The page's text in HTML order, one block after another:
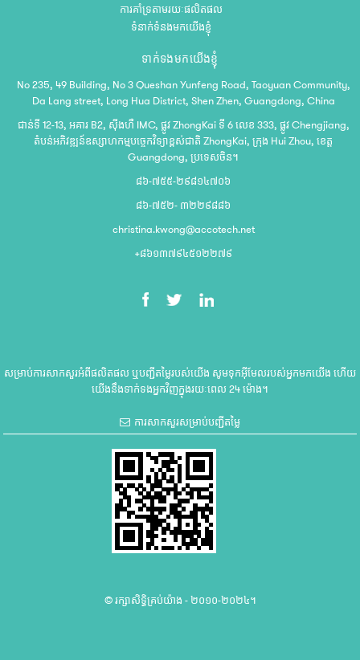
ការគាំទ្រតាមរយៈផលិតផល
ទំនាក់ទំនងមកយើងខ្ញុំ
ទាក់ទងមកយើងខ្ញុំ
No 235, 49 Building, No 3 Queshan Yunfeng Road, Taoyuan Community,
Da Lang street, Long Hua District, Shen Zhen, Guangdong, China
ជាន់ទី 12-13, អគារ B2, ស៊ីងហឺ IMC, ផ្លូវ ZhongKai ទី 6 លេខ 333, ផ្លូវ Chengjiang,
តំបន់អភិវឌ្ឍន៍ឧស្សាហកម្មបច្ចេកវិទ្យាខ្ពស់ជាតិ ZhongKai, ក្រុង Hui Zhou, ខេត្ត
Guangdong, ប្រទេសចិន។
៨៦-៧៥៥-២៩៨១៤៧០៦
៨៦-៧៥២- ៣២២៩៨៨៦
christina.kwong@accotech.net
+៨៦១៣៧៩៤៥១២២៧៩
សម្រាប់ការសាកសួរអំពីផលិតផល ឬបញ្ជីតម្លៃរបស់យើង សូមទុកអ៊ីមែលរបស់អ្នកមកយើង ហើយ
យើងនឹងទាក់ទងអ្នកវិញក្នុងរយៈពេល 24 ម៉ោង។
ការសាកសួរសម្រាប់បញ្ជីតម្លៃ
© រក្សាសិទ្ធិគ្រប់យ៉ាង - ២០១០-២០២៤។